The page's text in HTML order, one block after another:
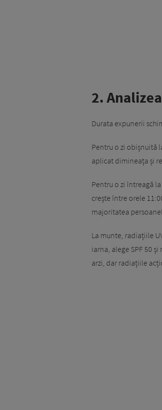
2.
Durata expunerii
Pentru o zi obișnuită
aplicat dimineața și
Pentru o zi întreagă
crește între orele
majoritatea
La munte, radiațiile
iarna, alege SPF 50
arzi, dar radiațiile